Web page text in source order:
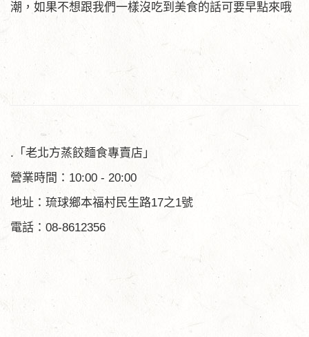
潮，如果不想跟我們一樣沒吃到美食的話可要早點來哦
.「老北方蒸餃麵食專賣店」
營業時間：10:00 - 20:00
地址：琉球鄉本福村民生路17之1號
電話：08-8612356